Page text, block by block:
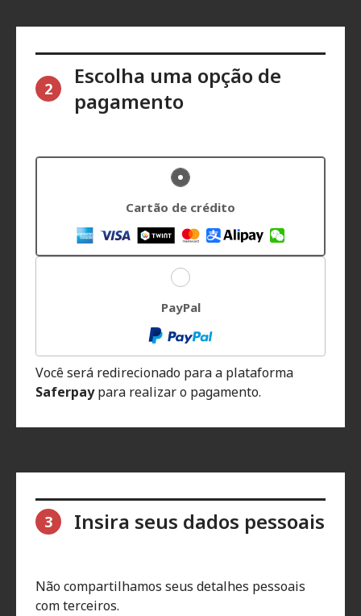
2
Escolha uma opção de
pagamento
Cartão de crédito
PayPal
Você será redirecionado para a plataforma
Saferpaypara realizar o pagamento.
3 Insira seus dados pessoais
Não compartilhamos seus detalhes pessoais
com terceiros.